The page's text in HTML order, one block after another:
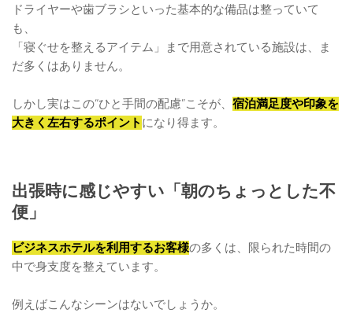
ドライヤーや歯ブラシといった基本的な備品は整っていて
も、
「寝ぐせを整えるアイテム」まで用意されている施設は、ま
だ多くはありません。
しかし実はこの“ひと手間の配慮”こそが、 宿泊満足度や印象を
大きく左右するポイント になり得ます。
出張時に感じやすい「朝のちょっとした不
便」
ビジネスホテルを利用するお客様の多くは、限られた時間の
中で身支度を整えています。
例えばこんなシーンはないでしょうか。